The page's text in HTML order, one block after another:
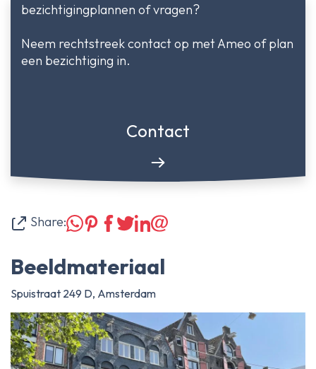
bezichtigingplannen of vragen?
Neem rechtstreek contact op met Ameo of plan
een bezichtiging in.
Contact
Share:
Beeldmateriaal
Spuistraat 249 D, Amsterdam